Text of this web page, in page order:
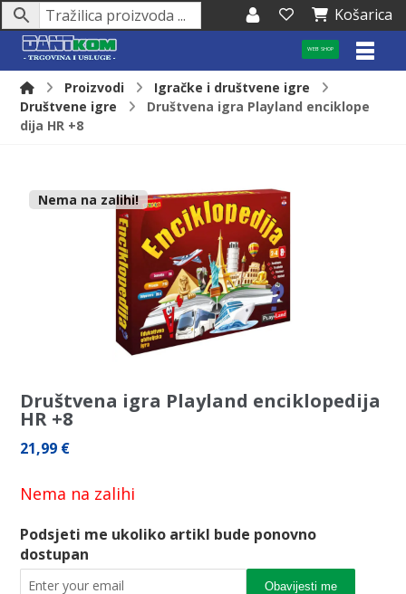
Košarica
WEB SHOP
Proizvodi
Igračke i društvene igre
Društvene igre
Društvena igra Playland enciklope
dija HR +8
Nema na zalihi!
Društvena igra Playland enciklopedija
HR +8
21,99 €
Nema na zalihi
Podsjeti me ukoliko artikl bude ponovno
dostupan
Obavijesti me